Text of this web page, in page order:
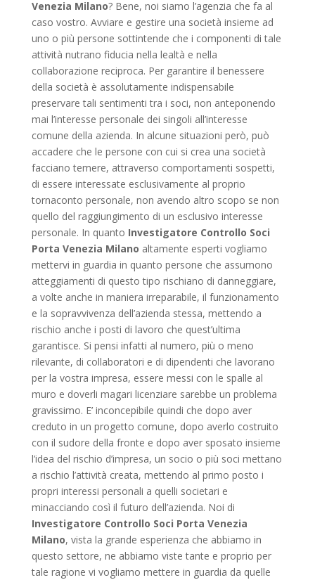
Venezia Milano? Bene, noi siamo l’agenzia che fa al
caso vostro. Avviare e gestire una società insieme ad
uno o più persone sottintende che i componenti di tale
attività nutrano fiducia nella lealtà e nella
collaborazione reciproca. Per garantire il benessere
della società è assolutamente indispensabile
preservare tali sentimenti tra i soci, non anteponendo
mai l’interesse personale dei singoli all’interesse
comune della azienda. In alcune situazioni però, può
accadere che le persone con cui si crea una società
facciano temere, attraverso comportamenti sospetti,
di essere interessate esclusivamente al proprio
tornaconto personale, non avendo altro scopo se non
quello del raggiungimento di un esclusivo interesse
personale. In quanto Investigatore Controllo Soci
Porta Venezia Milano altamente esperti vogliamo
mettervi in guardia in quanto persone che assumono
atteggiamenti di questo tipo rischiano di danneggiare,
a volte anche in maniera irreparabile, il funzionamento
e la sopravvivenza dell’azienda stessa, mettendo a
rischio anche i posti di lavoro che quest’ultima
garantisce. Si pensi infatti al numero, più o meno
rilevante, di collaboratori e di dipendenti che lavorano
per la vostra impresa, essere messi con le spalle al
muro e doverli magari licenziare sarebbe un problema
gravissimo. E’ inconcepibile quindi che dopo aver
creduto in un progetto comune, dopo averlo costruito
con il sudore della fronte e dopo aver sposato insieme
l’idea del rischio d’impresa, un socio o più soci mettano
a rischio l’attività creata, mettendo al primo posto i
propri interessi personali a quelli societari e
minacciando così il futuro dell’azienda. Noi di
Investigatore Controllo Soci Porta Venezia
Milano, vista la grande esperienza che abbiamo in
questo settore, ne abbiamo viste tante e proprio per
tale ragione vi vogliamo mettere in guardia da quelle